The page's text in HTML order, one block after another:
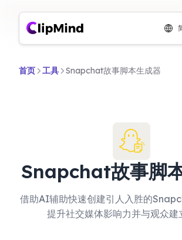
首页 工具 Snapchat故事脚本生成器
Snapchat故事脚
借助AI辅助快速创建引人入胜的
提升社交媒体影响力并与观众建